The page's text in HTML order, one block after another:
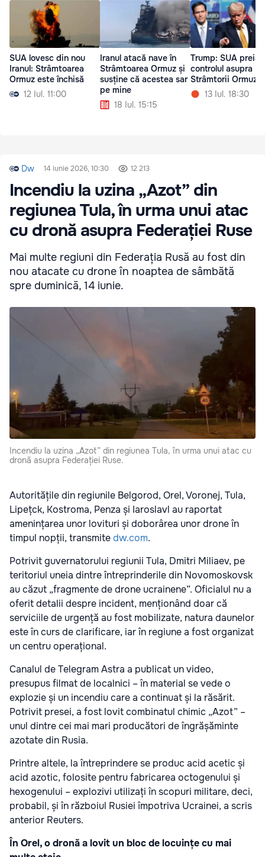
SUA lovesc din nou
Iranul: Strâmtoarea
Ormuz este închisă
12 Iul. 11:00
Iranul atacă nave în
Strâmtoarea Ormuz și
susține că acestea sar
pe mine
18 Iul. 15:15
Trump: SUA preiau
controlul asupra
Strâmtorii Ormuz
13 Iul. 18:30
Dw 14 iunie 2026, 10:30 12 213
Incendiu la uzina „Azot” din
regiunea Tula, în urma unui atac
cu dronă asupra Federației Ruse
Mai multe regiuni din Federația Rusă au fost din
nou atacate cu drone în noaptea de sâmbătă
spre duminică, 14 iunie.
Incendiu la uzina „Azot” din regiunea Tula, în urma unui atac cu
dronă asupra Federației Ruse.
Autoritățile din regiunile Belgorod, Orel, Voronej, Tula,
Lipețck, Kostroma, Penza și Iaroslavl au raportat
amenințarea unor lovituri și doborârea unor drone în
timpul nopții, transmitedw.com.
Potrivit guvernatorului regiunii Tula, Dmitri Miliaev, pe
teritoriul uneia dintre întreprinderile din Novomoskovsk
au căzut „fragmente de drone ucrainene”. Oficialul nu a
oferit detalii despre incident, menționând doar că
serviciile de urgență au fost mobilizate, natura daunelor
este în curs de clarificare, iar în regiune a fost organizat
un centru operațional.
Canalul de Telegram Astra a publicat un video,
presupus filmat de localnici – în material se vede o
explozie și un incendiu care a continuat și la răsărit.
Potrivit presei, a fost lovit combinatul chimic „Azot” –
unul dintre cei mai mari producători de îngrășăminte
azotate din Rusia.
Printre altele, la întreprindere se produc acid acetic și
acid azotic, folosite pentru fabricarea octogenului și
hexogenului – explozivi utilizați în scopuri militare, deci,
probabil, și în războiul Rusiei împotriva Ucrainei, a scris
anterior Reuters.
În Orel, o dronă a lovit un bloc de locuințe cu mai